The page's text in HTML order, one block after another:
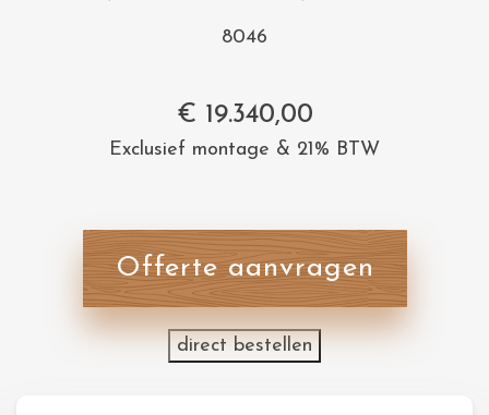
8046
€ 19.340,00
Exclusief montage & 21% BTW
Offerte aanvragen
direct bestellen